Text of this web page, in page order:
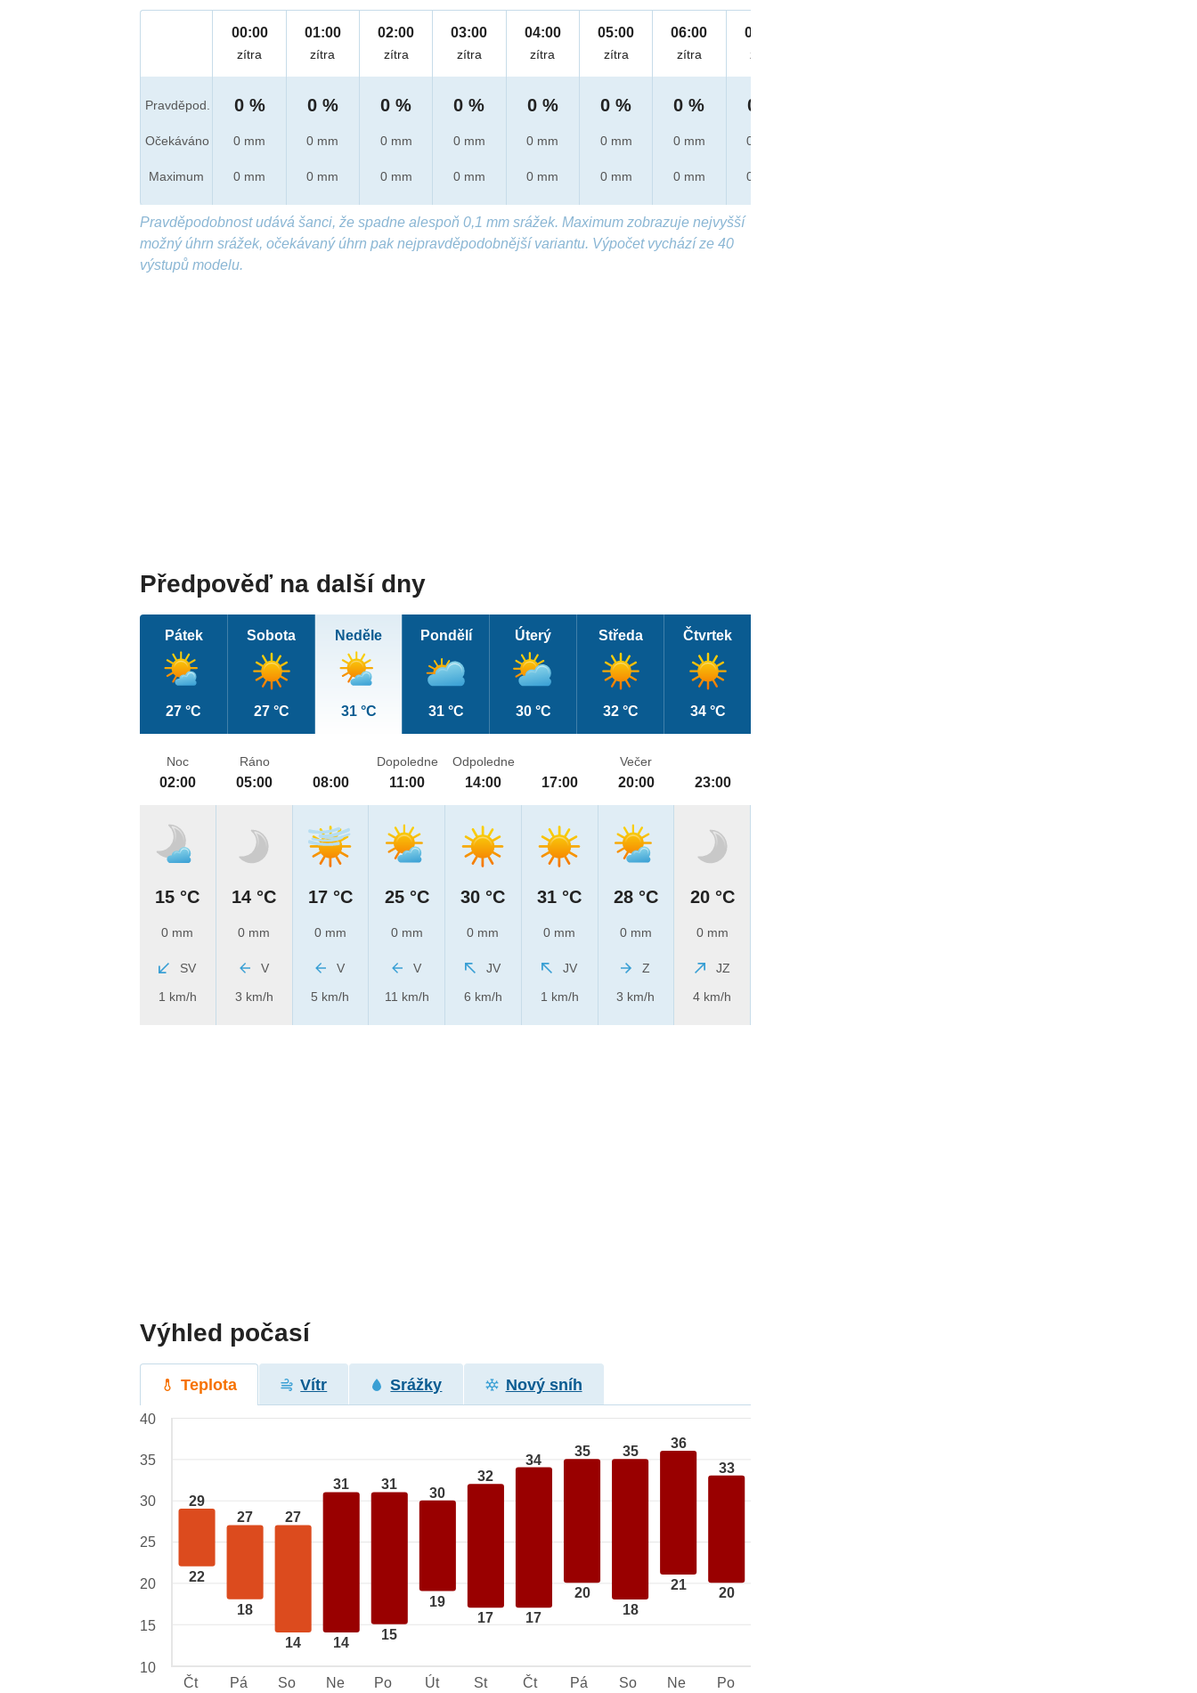
Pravděpod.
Očekáváno
Maximum
00:00
zítra
0 %
0 mm
0 mm
01:00
zítra
0 %
0 mm
0 mm
02:00
zítra
0 %
0 mm
0 mm
03:00
zítra
0 %
0 mm
0 mm
04:00
zítra
0 %
0 mm
0 mm
05:00
zítra
0 %
0 mm
0 mm
06:00
zítra
0 %
0 mm
0 mm
07:00
zítra
0 %
0 mm
0 mm
Pravděpodobnost udává šanci, že spadne alespoň 0,1 mm srážek. Maximum zobrazuje nejvyšší
možný úhrn srážek, očekávaný úhrn pak nejpravděpodobnější variantu. Výpočet vychází ze 40
výstupů modelu.
Předpověď na další dny
Pátek
27 °C
Sobota
27 °C
Neděle
31 °C
Pondělí
31 °C
Úterý
30 °C
Středa
32 °C
Čtvrtek
34 °C
Noc
02:00
15 °C
0 mm
SV
1 km/h
Ráno
05:00
14 °C
0 mm
V
3 km/h
08:00
17 °C
0 mm
V
5 km/h
Dopoledne
11:00
25 °C
0 mm
V
11 km/h
Odpoledne
14:00
30 °C
0 mm
JV
6 km/h
17:00
31 °C
0 mm
JV
1 km/h
Večer
20:00
28 °C
0 mm
Z
3 km/h
23:00
20 °C
0 mm
JZ
4 km/h
Výhled počasí
Teplota Vítr Srážky Nový sníh
29
22
27
18
27
14
31
14
31
15
30
19
32
17
34
17
35
20
35
18
36
21
33
20
40
35
30
25
20
15
10
Čt
Pá So Ne Po Út St Čt Pá So Ne Po